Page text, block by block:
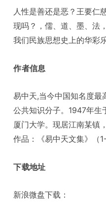
人性是善还是恶？王要仁
现吗？，儒、道、墨、法
我们民族思想史上的华彩乐
作者信息
易中天,当今中国知名度最
公共知识分子。1947年生
厦门大学。现居江南某镇
作品：《易中天文集》（1-
下载地址
新浪微盘下载：